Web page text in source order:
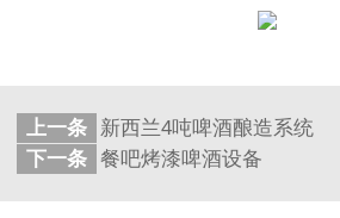
上一条
新西兰4吨啤酒酿造系统
下一条 餐吧烤漆啤酒设备